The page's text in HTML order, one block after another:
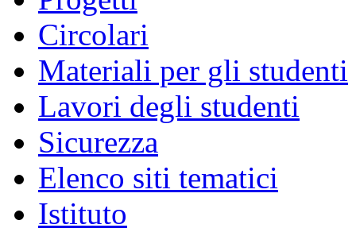
Circolari
Materiali per gli studenti
Lavori degli studenti
Sicurezza
Elenco siti tematici
Istituto